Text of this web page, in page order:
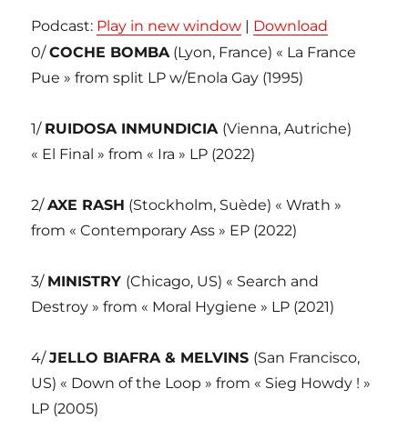
Podcast: Play in new window | Download
0/COCHE BOMBA(Lyon, France) « La France
Pue » from split LP w/Enola Gay (1995)
1/ RUIDOSA INMUNDICIA (Vienna, Autriche)
« El Final » from « Ira » LP (2022)
2/AXE RASH (Stockholm, Suède) « Wrath »
from « Contemporary Ass » EP (2022)
3/ MINISTRY (Chicago, US) « Search and
Destroy » from « Moral Hygiene » LP (2021)
4/JELLO BIAFRA & MELVINS (San Francisco,
US) « Down of the Loop » from « Sieg Howdy ! »
LP (2005)